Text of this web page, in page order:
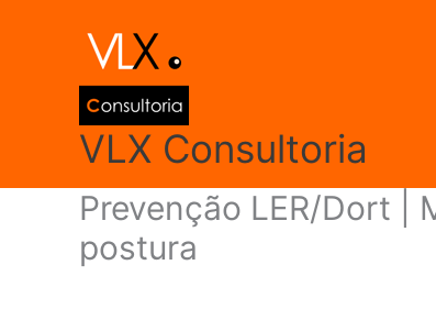
VLX Consultoria
Prevenção LER/Dort |
postura